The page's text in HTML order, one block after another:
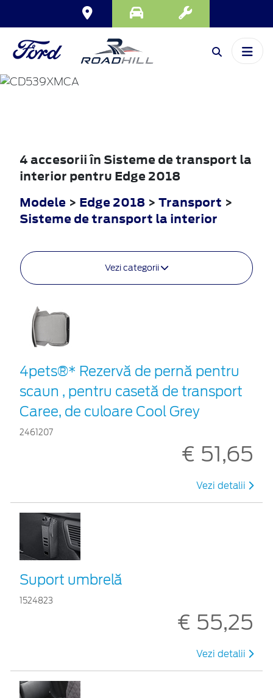
EDGE
4 accesorii în Sisteme de transport la
interior pentru Edge 2018
Modele > Edge 2018 > Transport >
Sisteme de transport la interior
Vezi categorii
4pets®* Rezervă de pernă pentru
scaun , pentru casetă de transport
Caree, de culoare Cool Grey
2461207
€ 51,65
Vezi detalii
Suport umbrelă
1524823
€ 55,25
Vezi detalii